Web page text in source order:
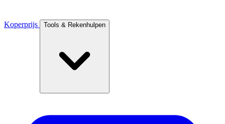
Koperprijs Tools & Rekenhulpen